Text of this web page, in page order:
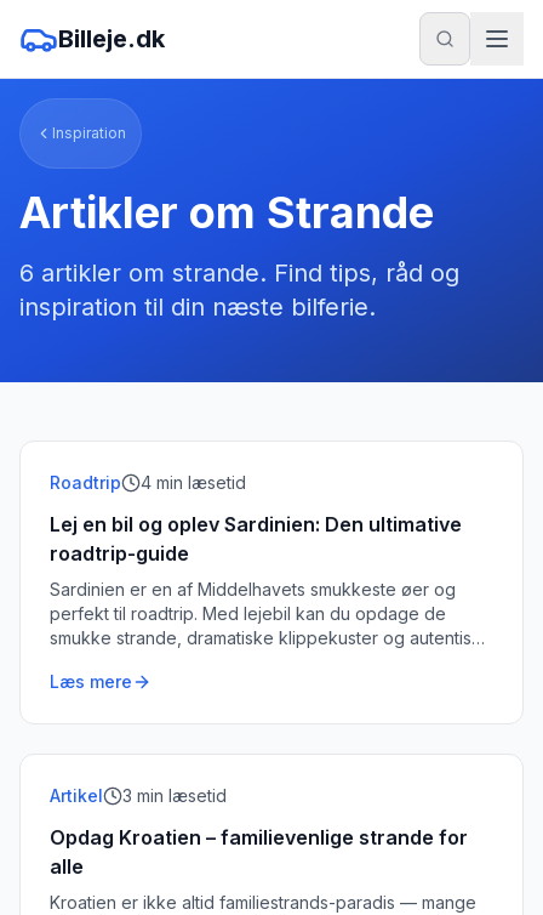
Billeje.dk
Inspiration
Artikler om Strande
6 artikler om strande. Find tips, råd og
inspiration til din næste bilferie.
Roadtrip 4 min læsetid
Lej en bil og oplev Sardinien: Den ultimative
roadtrip-guide
Sardinien er en af Middelhavets smukkeste øer og
perfekt til roadtrip. Med lejebil kan du opdage de
smukke strande, dramatiske klippekuster og autentiske
Læs mere
Artikel 3 min læsetid
Opdag Kroatien – familievenlige strande for
alle
Kroatien er ikke altid familiestrands-paradis — mange